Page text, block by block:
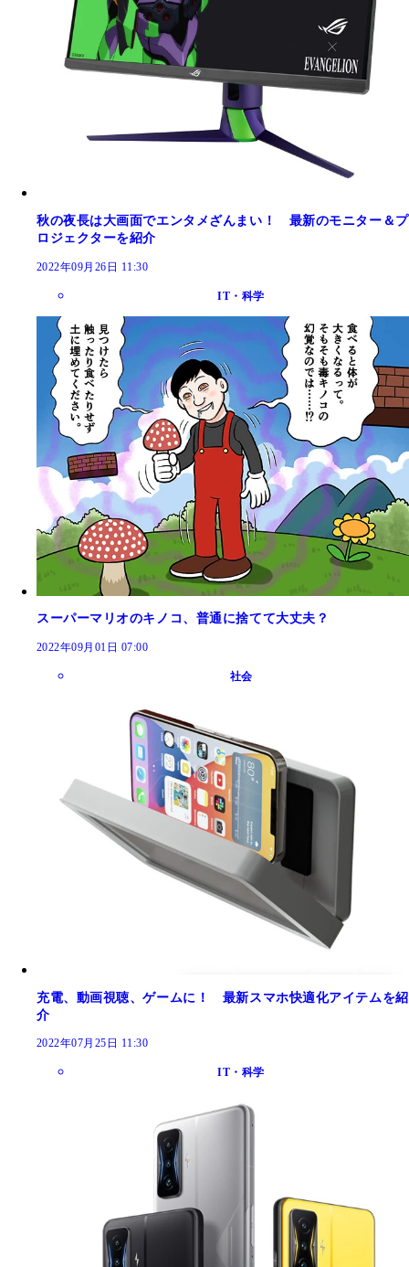
秋の夜長は大画面でエンタメざんまい！ 最新のモニター＆プ
ロジェクターを紹介
2022年09月26日 11:30
IT・科学
スーパーマリオのキノコ、普通に捨てて大丈夫？
2022年09月01日 07:00
社会
充電、動画視聴、ゲームに！ 最新スマホ快適化アイテムを紹
介
2022年07月25日 11:30
IT・科学